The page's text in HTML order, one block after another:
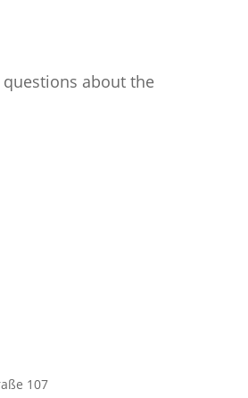
questions about the
107